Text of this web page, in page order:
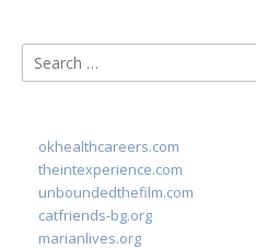
Search
for:
okhealthcareers.com
theintexperience.com
unboundedthefilm.com
catfriends-bg.org
marianlives.org